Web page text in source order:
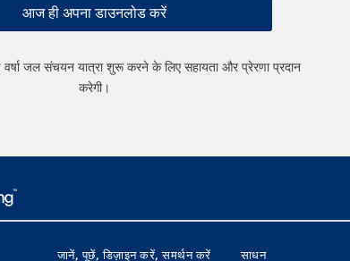
आज ही अपना डाउनलोड करें
जल संचयन यात्रा शुरू करने के लिए सहायता और प्रेरणा प्रदान
करेगी।
जानें, पूछें, डिज़ाइन करें, समर्थन करें साधन